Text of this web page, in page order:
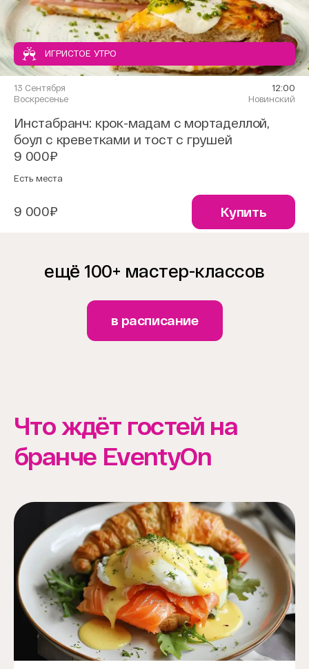
ИГРИСТОЕ УТРО
13 Сентября
Воскресенье
12:00
Новинский
Инстабранч: крок-мадам с мортаделлой,
боул с креветками и тост с грушей
9 000₽
Есть места
9 000₽ Купить
ещё 100+ мастер-классов
в расписание
Что ждёт гостей на
бранче EventyOn